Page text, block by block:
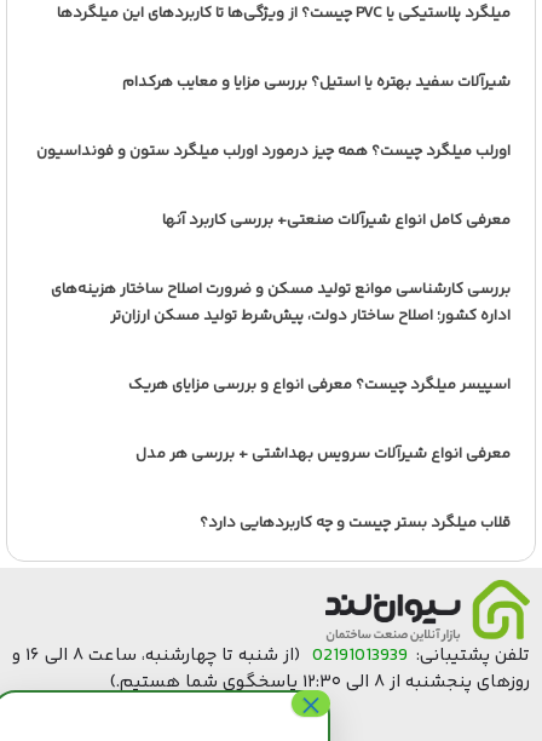
میلگرد پلاستیکی یا PVC چیست؟ از ویژگی‌ها تا کاربردهای این میلگردها
شیرآلات سفید بهتره یا استیل؟ بررسی مزایا و معایب هرکدام
اورلب میلگرد چیست؟ همه چیز درمورد اورلب میلگرد ستون و فونداسیون
معرفی کامل انواع شیرآلات صنعتی+ بررسی کاربرد آنها
بررسی کارشناسی موانع تولید مسکن و ضرورت اصلاح ساختار هزینه‌های
اداره کشور؛ اصلاح ساختار دولت، پیش‌شرط تولید مسکن ارزان‌تر
اسپیسر میلگرد چیست؟ معرفی انواع و بررسی مزایای هریک
معرفی انواع شیرآلات سرویس بهداشتی + بررسی هر مدل
قلاب میلگرد بستر چیست و چه کاربردهایی دارد؟
پشتیبانی:02191013939
(از شنبه تا چهارشنبه، ساعت ۸ الی ۱۶ و
پنجشنبه از ۸ الی ۱۲:۳۰ پاسخگوی شما هستیم.)